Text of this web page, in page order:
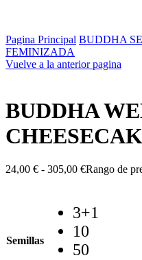
Pagina Principal BUDDHA
FEMINIZADA
Vuelve a la anterior pagina
BUDDHA
24,00 € - 305,00 €Rango de
Semillas
3+1
10
50